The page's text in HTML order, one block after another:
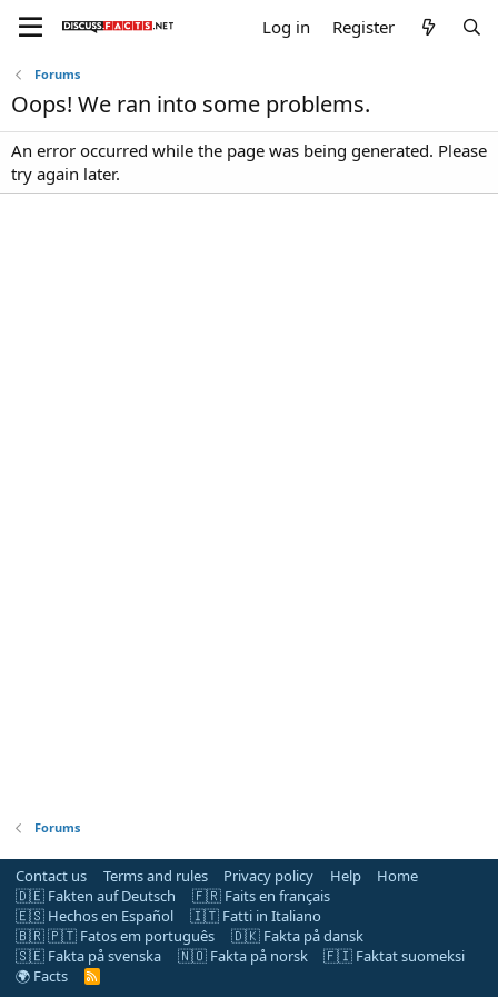
Log in Register
Forums
Oops! We ran into some problems.
An error occurred while the page was being generated. Please
try again later.
Forums
Contact us Terms and rules Privacy policy Help
Home
🇩🇪 Fakten auf Deutsch
🇫🇷 Faits en français
🇪🇸 Hechos en Español
🇮🇹 Fatti in Italiano
🇧🇷 🇵🇹 Fatos em português
🇩🇰 Fakta på dansk
🇸🇪 Fakta på svenska
🇳🇴 Fakta på norsk
🇫🇮 Faktat suomeksi
🌍 Facts
R